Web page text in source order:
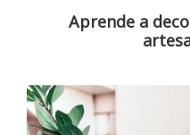
Aprende a